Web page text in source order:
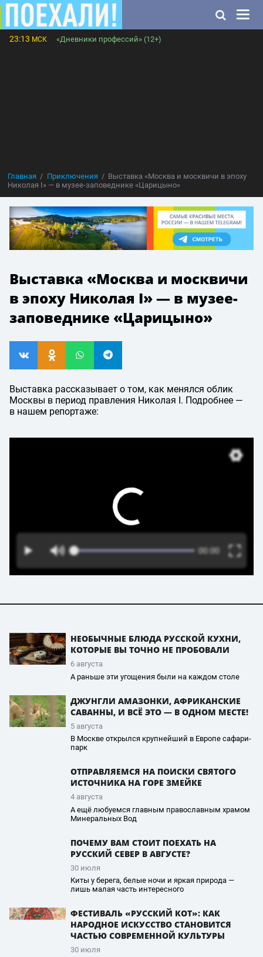
23:13 МСК «Дневники профессий» (12+)
Главная Приключения
Выставка «Москва и москвичи в эпоху
Николая I» — в музее-заповеднике «Царицыно»
Выставка «Москва и москвичи
в эпоху Николая I» — в музее-
заповеднике «Царицыно»
Выставка рассказывает о том, как менялся облик
Москвы в период правления Николая I. Подробнее —
в нашем репортаже:
НЕОБЫЧНЫЕ БЛЮДА РУССКОЙ КУХНИ,
КОТОРЫЕ ВЫ ТОЧНО НЕ ПРОБОВАЛИ
6 августа
А раньше эти угощения были на каждом столе
ДЖУНГЛИ АМАЗОНКИ, АФРИКАНСКИЕ
САВАННЫ, И ВСЁ ЭТО — В ОДНОМ МЕСТЕ!
5 августа
В Москве открылся крупнейший в Европе сафари-
парк
ОТПРАВЛЯЕМСЯ НА ПОИСКИ СВЯТОГО
ИСТОЧНИКА НА ГОРЕ ЗМЕЙКЕ
4 августа
А ещё любуемся главным православным храмом
Минеральных Вод
ПОЧЕМУ ВАМ СТОИТ ПОЕХАТЬ НА
РУССКИЙ СЕВЕР В АВГУСТЕ?
30 июля
Киты у берега, белые ночи и яркая природа —
лишь малая часть интересного
ФЕСТИВАЛЬ «РУССКИЙ КОТ»: КАК
НАРОДНОЕ ИСКУССТВО СТАНОВИТСЯ
ЧАСТЬЮ СОВРЕМЕННОЙ КУЛЬТУРЫ
30 июля